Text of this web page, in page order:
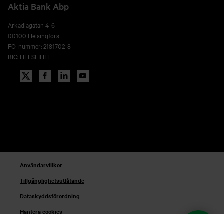
Aktia Bank Abp
Arkadiagatan 4-6
00100 Helsingfors
FO-nummer: 2181702-8
BIC: HELSFIHH
Användarvillkor
Tillgänglighetsutlåtande
Dataskyddsförordning
Hantera cookies